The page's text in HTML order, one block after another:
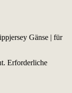
Gänse | für
Erforderliche